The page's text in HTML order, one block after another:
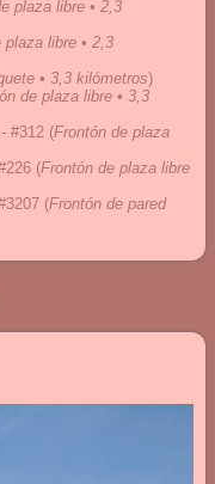
plaza libre • 2,3
plaza libre • 2,3
• 3,3 kilómetros)
de plaza libre • 3,3
#312 (Frontón de plaza
(Frontón de plaza libre
(Frontón de pared